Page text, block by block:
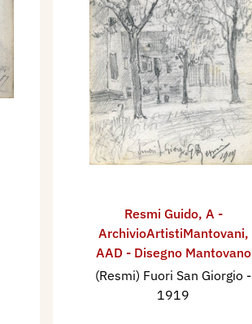
Resmi Guido, A -
ArchivioArtistiMantovani,
AAD - Disegno Mantovano
(Resmi) Fuori San Giorgio -
1919